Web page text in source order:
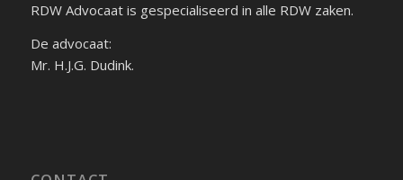
RDW Advocaat is gespecialiseerd in alle RDW zaken.
De advocaat:
Mr. H.J.G. Dudink.